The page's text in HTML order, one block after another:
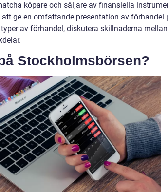
köpare och säljare av finansiella
ge en omfattande presentation av förhandel
av förhandel, diskutera skillnaderna
Stockholmsbörsen?